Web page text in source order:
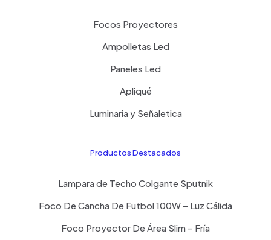
Focos Proyectores
Ampolletas Led
Paneles Led
Apliqué
Luminaria y Señaletica
Productos Destacados
Lampara de Techo Colgante Sputnik
Foco De Cancha De Futbol 100W – Luz Cálida
Foco Proyector De Área Slim – Fría